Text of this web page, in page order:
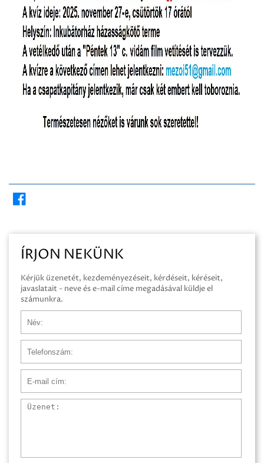
ÍRJON NEKÜNK
Kérjük üzenetét, kezdeményezéseit, kérdéseit, kéréseit,
javaslatait - neve és e-mail címe megadásával küldje el
számunkra.
Üzenet